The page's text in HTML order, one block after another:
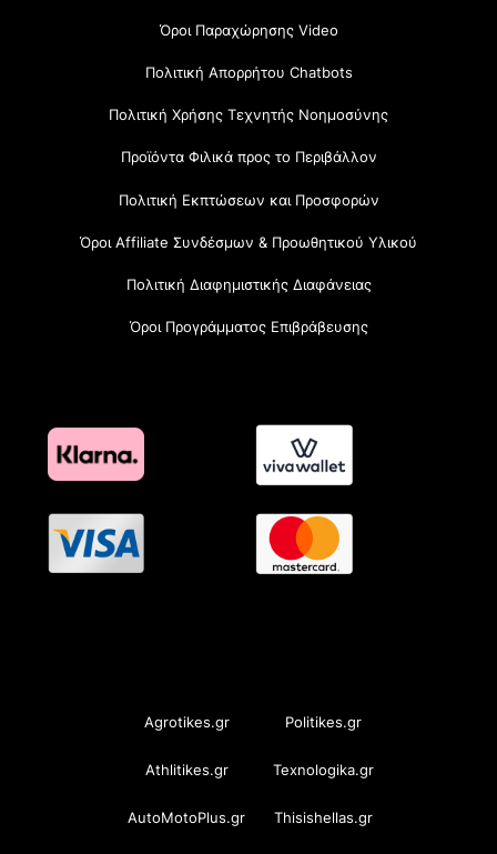
Όροι Παραχώρησης Video
Πολιτική Απορρήτου Chatbots
Πολιτική Χρήσης Τεχνητής Νοημοσύνης
Προϊόντα Φιλικά προς το Περιβάλλον
Πολιτική Εκπτώσεων και Προσφορών
Όροι Affiliate Συνδέσμων & Προωθητικού Υλικού
Πολιτική Διαφημιστικής Διαφάνειας
Όροι Προγράμματος Επιβράβευσης
Agrotikes.gr Politikes.gr
Athlitikes.gr Texnologika.gr
AutoMotoPlus.gr Thisishellas.gr